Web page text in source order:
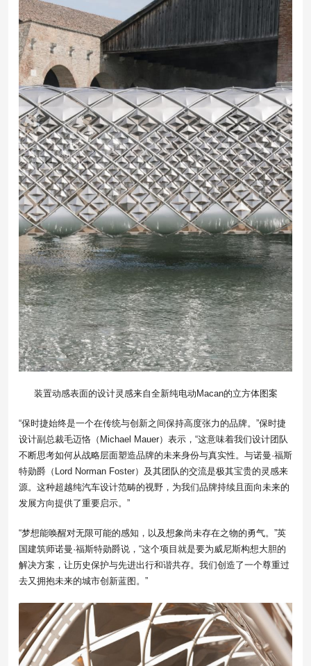
装置动感表面的设计灵感来自全新纯电动Macan的立方体图案
“保时捷始终是一个在传统与创新之间保持高度张力的品牌。”保时捷
设计副总裁毛迈恪（Michael Mauer）表示，“这意味着我们设计团队
不断思考如何从战略层面塑造品牌的未来身份与真实性。与诺曼·福斯
特勋爵（Lord Norman Foster）及其团队的交流是极其宝贵的灵感来
源。这种超越纯汽车设计范畴的视野，为我们品牌持续且面向未来的
发展方向提供了重要启示。”
“梦想能唤醒对无限可能的感知，以及想象尚未存在之物的勇气。”英
国建筑师诺曼·福斯特勋爵说，“这个项目就是要为威尼斯构想大胆的
解决方案，让历史保护与先进出行和谐共存。我们创造了一个尊重过
去又拥抱未来的城市创新蓝图。”